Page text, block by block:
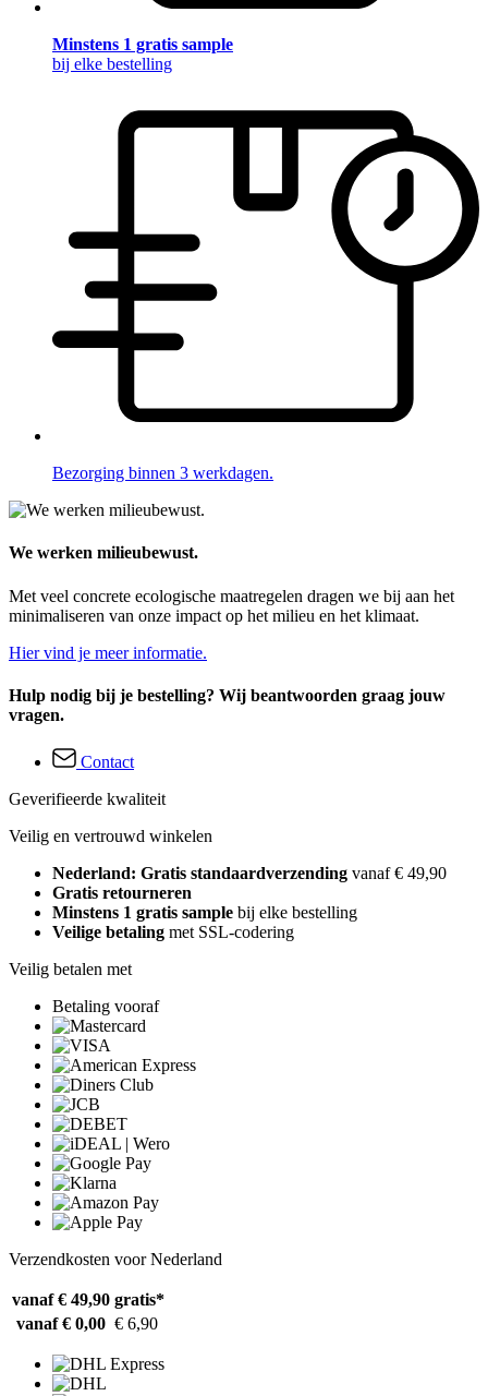
Minstens 1 gratis sample
bij elke bestelling
Bezorging binnen 3 werkdagen.
We werken milieubewust.
Met veel concrete ecologische maatregelen dragen we bij aan het
minimaliseren van onze impact op het milieu en het klimaat.
Hier vind je meer informatie.
Hulp nodig bij je bestelling? Wij beantwoorden graag jouw
vragen.
Contact
Geverifieerde kwaliteit
Veilig en vertrouwd winkelen
Nederland: Gratis standaardverzending vanaf € 49,90
Gratis retourneren
Minstens 1 gratis sample bij elke bestelling
Veilige betaling met SSL-codering
Veilig betalen met
Betaling vooraf
Verzendkosten voor Nederland
vanaf € 49,90 gratis*
vanaf € 0,00 € 6,90